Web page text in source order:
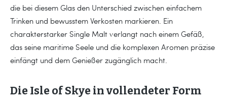
die bei diesem Glas den Unterschied zwischen einfachem
Trinken und bewusstem Verkosten markieren. Ein
charakterstarker Single Malt verlangt nach einem Gefäß,
das seine maritime Seele und die komplexen Aromen präzise
einfängt und dem Genießer zugänglich macht.
Die Isle of Skye in vollendeter Form